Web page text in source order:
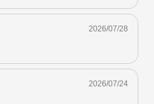
2026/07/28
2026/07/24